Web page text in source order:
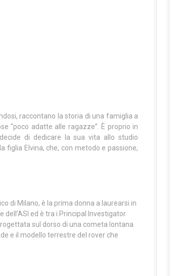
raccontano la storia di una famiglia a
“poco adatte alle ragazze”. È proprio in
di dedicare la sua vita allo studio
figlia Elvina, che, con metodo e passione,
di Milano, è la prima donna a laurearsi in
dell’ASI ed è tra i Principal Investigator
sul dorso di una cometa lontana
e il modello terrestre del rover che